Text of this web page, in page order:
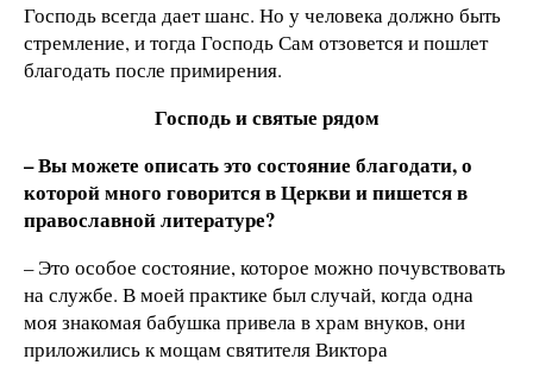
Господь всегда дает шанс. Но у человека должно быть
стремление, и тогда Господь Сам отзовется и пошлет
благодать после примирения.
Господь и святые рядом
– Вы можете описать это состояние благодати, о
которой много говорится в Церкви и пишется в
православной литературе?
– Это особое состояние, которое можно почувствовать
на службе. В моей практике был случай, когда одна
моя знакомая бабушка привела в храм внуков, они
приложились к мощам святителя Виктора